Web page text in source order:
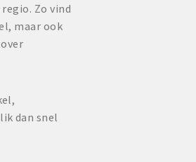
Zo vind
maar ook
dan snel